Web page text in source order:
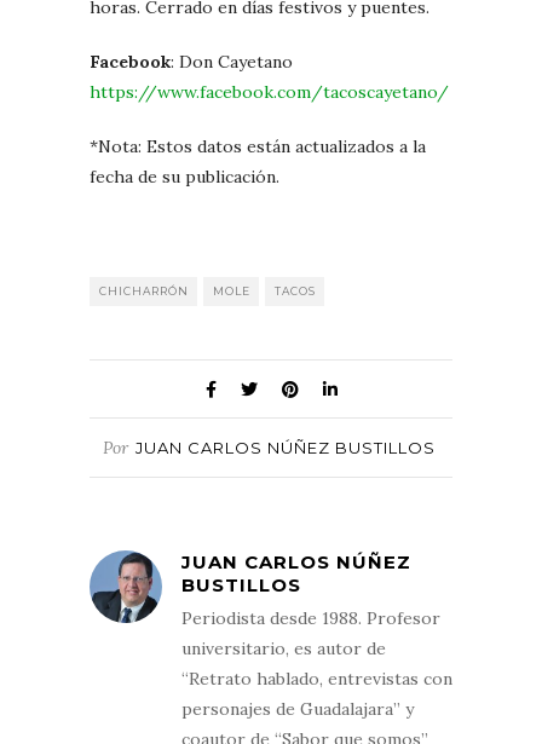
horas. Cerrado en días festivos y puentes.
Facebook: Don Cayetano
https://www.facebook.com/tacoscayetano/
*Nota: Estos datos están actualizados a la
fecha de su publicación.
CHICHARRÓN MOLE TACOS
Por JUAN CARLOS NÚÑEZ BUSTILLOS
JUAN CARLOS NÚÑEZ
BUSTILLOS
Periodista desde 1988. Profesor
universitario, es autor de
“Retrato hablado, entrevistas con
personajes de Guadalajara” y
coautor de “Sabor que somos”